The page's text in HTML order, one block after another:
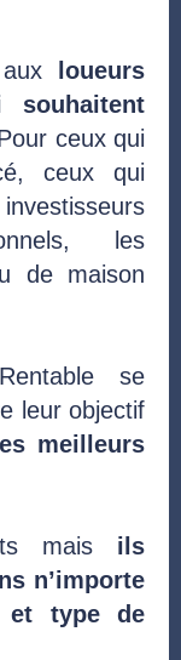
loueurs
souhaitent
ceux qui
ceux qui
les
de maison
se
leur objectif
meilleurs
mais ils
n’importe
et type de